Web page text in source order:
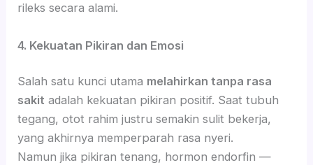
rileks secara alami.
4. Kekuatan Pikiran dan Emosi
Salah satu kunci utama melahirkan tanpa rasa
sakit adalah kekuatan pikiran positif. Saat tubuh
tegang, otot rahim justru semakin sulit bekerja,
yang akhirnya memperparah rasa nyeri.
Namun jika pikiran tenang, hormon endorfin —